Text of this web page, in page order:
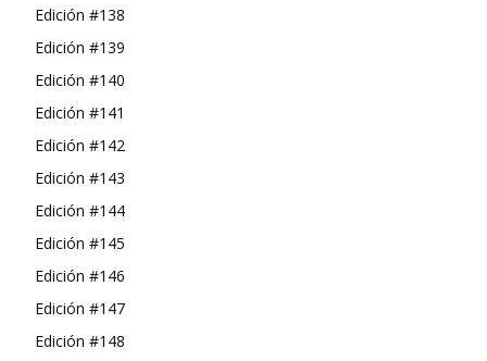
Edición #138
Edición #139
Edición #140
Edición #141
Edición #142
Edición #143
Edición #144
Edición #145
Edición #146
Edición #147
Edición #148